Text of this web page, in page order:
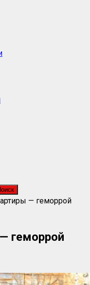
— геморрой
геморрой